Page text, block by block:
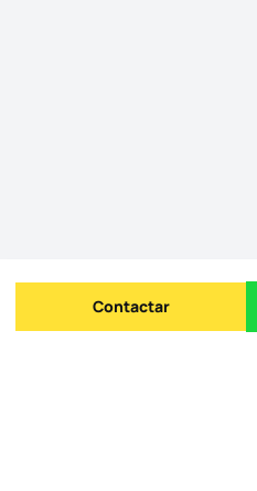
Enviar mensagem
Contactar